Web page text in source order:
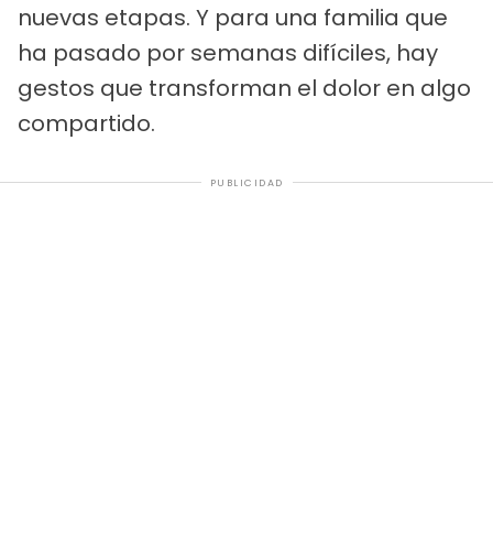
nuevas etapas. Y para una familia que
ha pasado por semanas difíciles, hay
gestos que transforman el dolor en algo
compartido.
PUBLICIDAD